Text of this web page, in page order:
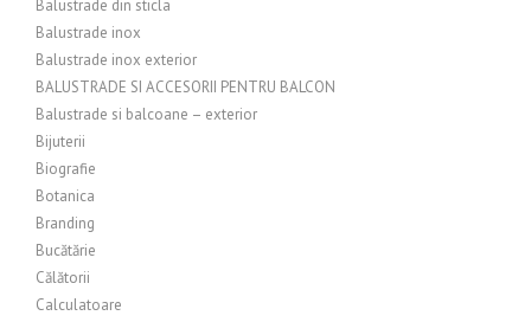
Balustrade din sticla
Balustrade inox
Balustrade inox exterior
BALUSTRADE SI ACCESORII PENTRU BALCON
Balustrade si balcoane – exterior
Bijuterii
Biografie
Botanica
Branding
Bucătărie
Călătorii
Calculatoare